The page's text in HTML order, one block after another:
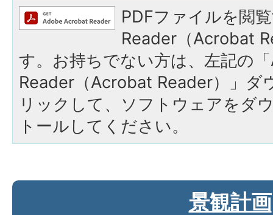
PDFファイルを閲
Reader（Acrobat
す。お持ちでない方は、左記の
Reader（Acrobat Reader）」ダ
リックして、ソフトウェアをダ
トールしてください。
景観計画